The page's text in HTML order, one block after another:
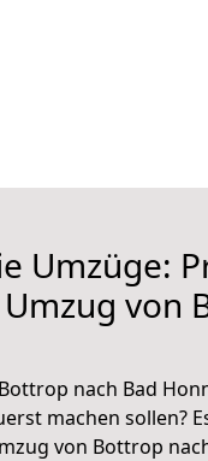
Umzüge:
von
nach Bad
machen sollen?
von Bottrop